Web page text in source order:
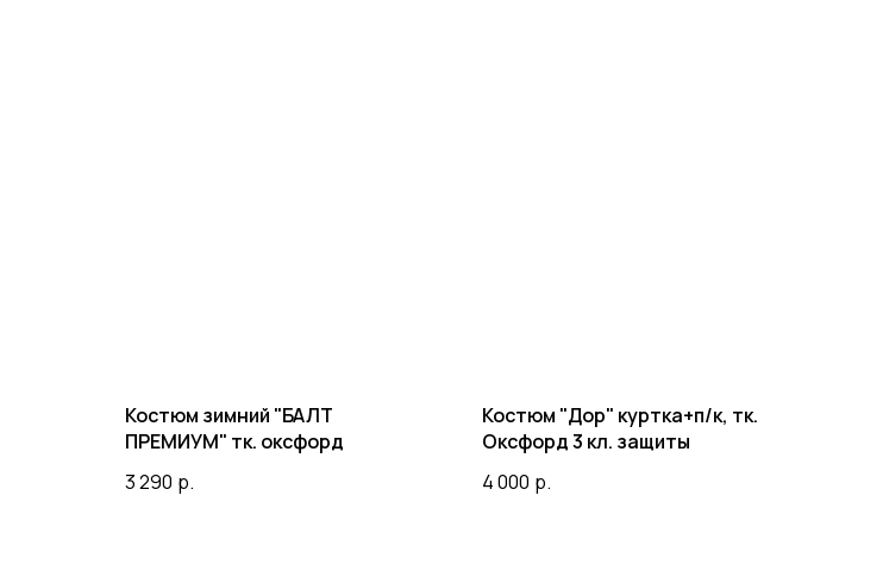
Костюм зимний "БАЛТ
ПРЕМИУМ" тк. оксфорд
3 290 р.
Костюм "Дор" куртка+п/к, тк.
Оксфорд 3 кл. защиты
4 000 р.